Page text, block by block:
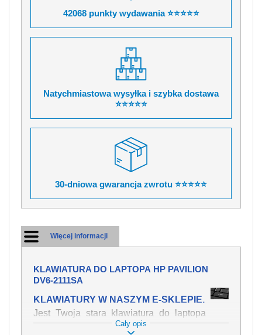
42068 punkty wydawania ⭐⭐⭐⭐⭐
Natychmiastowa wysyłka i szybka dostawa
⭐⭐⭐⭐⭐
30-dniowa gwarancja zwrotu ⭐⭐⭐⭐⭐
Więcej informacji
KLAWIATURA DO LAPTOPA HP PAVILION
DV6-2111SA
KLAWIATURY W NASZYM E-SKLEPIE.
Jest Twoja stara klawiatura do laptopa
HP Pavilion dv6-2111sa mechanicznie
Cały opis